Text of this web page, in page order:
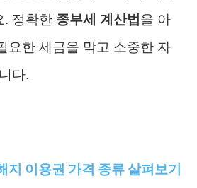
. 정확한 종부세 계산법 을 아
요한 세금을 막고 소중한 자
다.
지 이용권 가격 종류 살펴보기